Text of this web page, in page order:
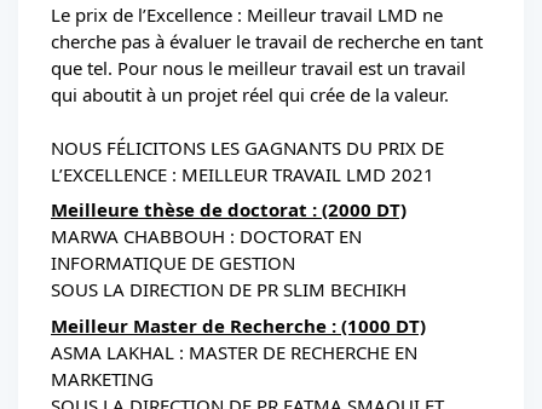
Le prix de l’Excellence : Meilleur travail LMD ne
cherche pas à évaluer le travail de recherche en tant
que tel. Pour nous le meilleur travail est un travail
qui aboutit à un projet réel qui crée de la valeur.
NOUS FÉLICITONS LES GAGNANTS DU PRIX DE
L’EXCELLENCE : MEILLEUR TRAVAIL LMD 2021
Meilleure thèse de doctorat : (2000 DT)
MARWA CHABBOUH : DOCTORAT EN
INFORMATIQUE DE GESTION
SOUS LA DIRECTION DE PR SLIM BECHIKH
Meilleur Master de Recherche : (1000 DT)
ASMA LAKHAL : MASTER DE RECHERCHE EN
MARKETING